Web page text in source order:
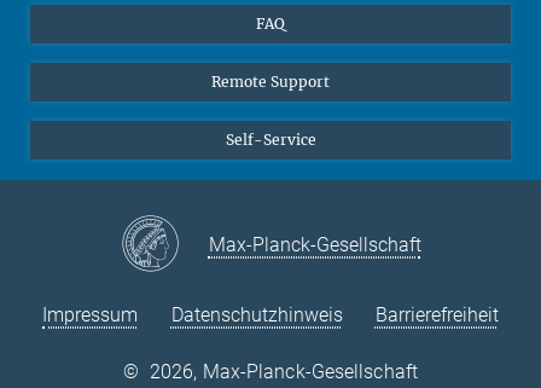
FAQ
Remote Support
Self-Service
Max-Planck-Gesellschaft
Impressum Datenschutzhinweis Barrierefreiheit
© 2026, Max-Planck-Gesellschaft